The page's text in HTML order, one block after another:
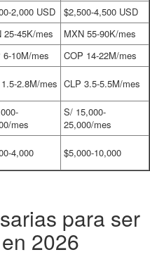
2,000 USD
$2,500-4,500 USD
25-45K/mes
MXN 55-90K/mes
6-10M/mes COP 14-22M/mes
2.8M/mes CLP 3.5-5.5M/mes
mes
S/ 15,000-
25,000/mes
4,000 $5,000-10,000
para ser
2026